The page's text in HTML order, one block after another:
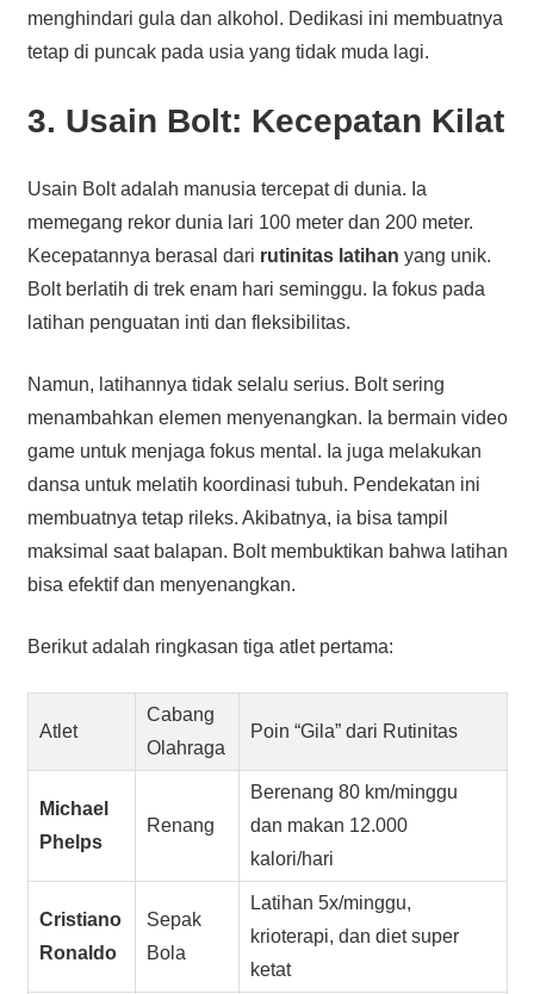
menghindari gula dan alkohol. Dedikasi ini membuatnya
tetap di puncak pada usia yang tidak muda lagi.
3. Usain Bolt: Kecepatan Kilat
Usain Bolt adalah manusia tercepat di dunia. Ia
memegang rekor dunia lari 100 meter dan 200 meter.
Kecepatannya berasal dari rutinitas latihan yang unik.
Bolt berlatih di trek enam hari seminggu. Ia fokus pada
latihan penguatan inti dan fleksibilitas.
Namun, latihannya tidak selalu serius. Bolt sering
menambahkan elemen menyenangkan. Ia bermain video
game untuk menjaga fokus mental. Ia juga melakukan
dansa untuk melatih koordinasi tubuh. Pendekatan ini
membuatnya tetap rileks. Akibatnya, ia bisa tampil
maksimal saat balapan. Bolt membuktikan bahwa latihan
bisa efektif dan menyenangkan.
Berikut adalah ringkasan tiga atlet pertama:
Atlet
Cabang
Olahraga
Poin “Gila” dari Rutinitas
Michael
Phelps
Renang
Berenang 80 km/minggu
dan makan 12.000
kalori/hari
Cristiano
Ronaldo
Sepak
Bola
Latihan 5x/minggu,
krioterapi, dan diet super
ketat